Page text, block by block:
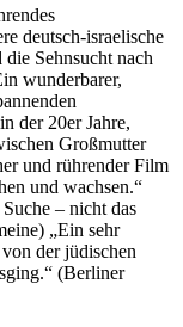
deutsch-israelische
Sehnsucht nach
wunderbarer,
der 20er Jahre,
Großmutter
und rührender Film
und wachsen.“
– nicht das
„Ein sehr
der jüdischen
(Berliner